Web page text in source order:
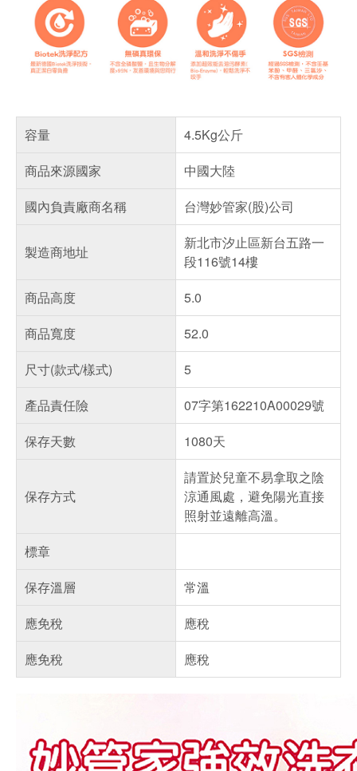
容量
4.5Kg公斤
商品來源國家
中國大陸
國內負責廠商名稱
台灣妙管家(股)公司
製造商地址
新北市汐止區新台五路一
段116號14樓
商品高度
5.0
商品寬度
52.0
尺寸(款式/樣式)
5
產品責任險
07字第162210A00029號
保存天數
1080天
保存方式
請置於兒童不易拿取之陰
涼通風處，避免陽光直接
照射並遠離高溫。
標章
保存溫層
常溫
應免稅
應稅
應免稅
應稅